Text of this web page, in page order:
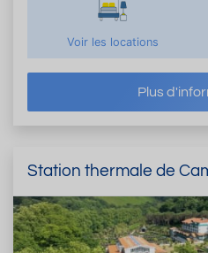
Voir les locations
Plus
Station thermale de